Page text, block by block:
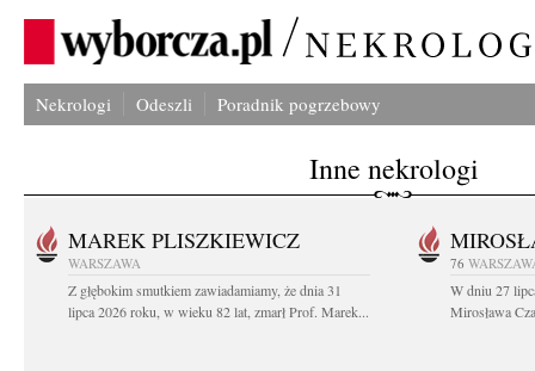
Nekrologi Odeszli Poradnik pogrzebowy
Inne nekrologi
MAREK PLISZKIEWICZ
WARSZAWA
Z głębokim smutkiem zawiadamiamy, że dnia 31
lipca 2026 roku, w wieku 82 lat, zmarł Prof. Marek...
76
W dniu 27
Mirosława